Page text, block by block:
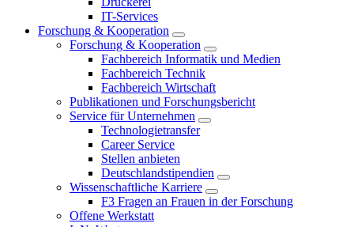
IT-Services
Forschung & Kooperation
Forschung & Kooperation
Fachbereich Informatik und Medien
Fachbereich Technik
Fachbereich Wirtschaft
Publikationen und Forschungsbericht
Service für Unternehmen
Technologietransfer
Career Service
Stellen anbieten
Deutschlandstipendien
Wissenschaftliche Karriere
F3 Fragen an Frauen in der Forschung
Offene Werkstatt